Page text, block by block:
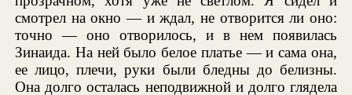
смотрел на окно — и ждал, не отворится ли оно:
точно — оно отворилось, и в нем появилась
Зинаида. На ней было белое платье — и сама она,
ее лицо, плечи, руки были бледны до белизны.
Она долго осталась неподвижной и долго глядела